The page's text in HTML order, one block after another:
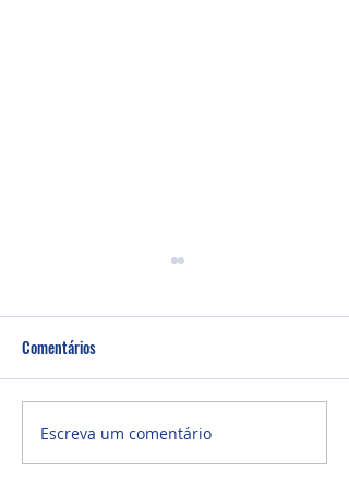
Comentários
Escreva um comentário